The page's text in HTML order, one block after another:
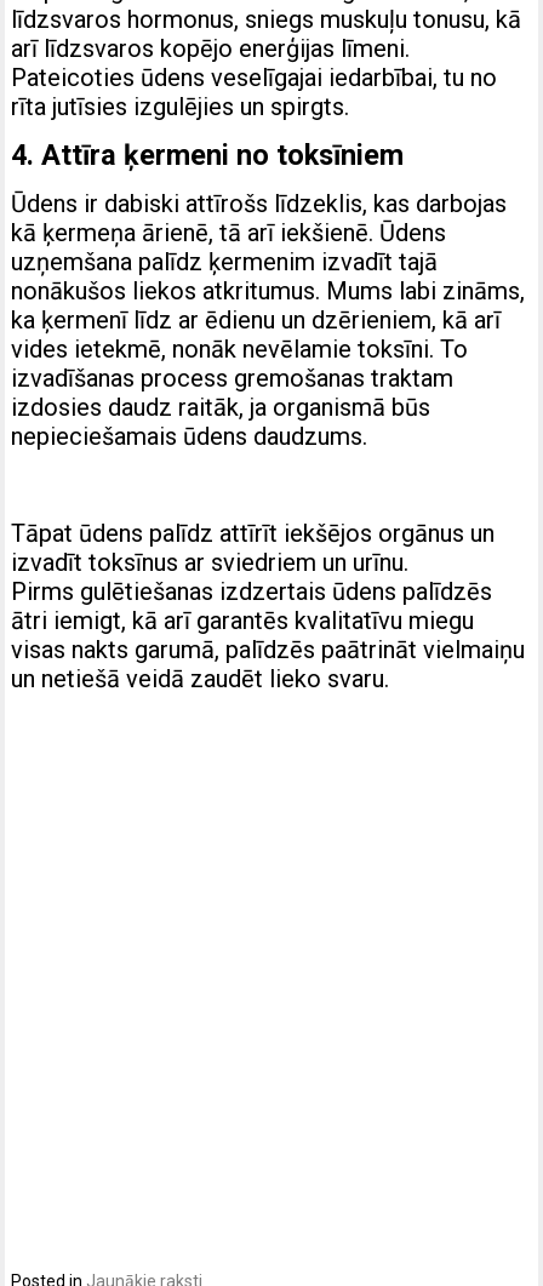
līdzsvaros hormonus, sniegs muskuļu tonusu, kā
arī līdzsvaros kopējo enerģijas līmeni.
Pateicoties ūdens veselīgajai iedarbībai, tu no
rīta jutīsies izgulējies un spirgts.
4. Attīra ķermeni no toksīniem
Ūdens ir dabiski attīrošs līdzeklis, kas darbojas
kā ķermeņa ārienē, tā arī iekšienē. Ūdens
uzņemšana palīdz ķermenim izvadīt tajā
nonākušos liekos atkritumus. Mums labi zināms,
ka ķermenī līdz ar ēdienu un dzērieniem, kā arī
vides ietekmē, nonāk nevēlamie toksīni. To
izvadīšanas process gremošanas traktam
izdosies daudz raitāk, ja organismā būs
nepieciešamais ūdens daudzums.
Tāpat ūdens palīdz attīrīt iekšējos orgānus un
izvadīt toksīnus ar sviedriem un urīnu.
Pirms gulētiešanas izdzertais ūdens palīdzēs
ātri iemigt, kā arī garantēs kvalitatīvu miegu
visas nakts garumā, palīdzēs paātrināt vielmaiņu
un netiešā veidā zaudēt lieko svaru.
Posted in Jaunākie raksti